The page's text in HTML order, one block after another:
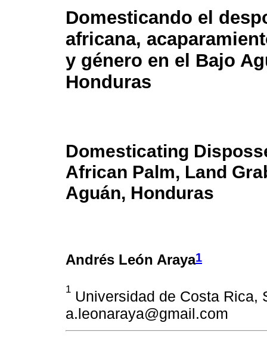
Domesticando el
africana,
y género en el Bajo
Honduras
Domesticating
African Palm, Land
Aguán, Honduras
Andrés León Araya1
1 Universidad de Costa Rica,
a.leonaraya@gmail.com